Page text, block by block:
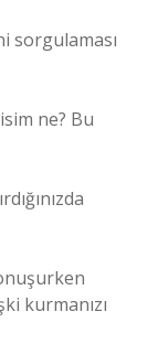
sorgulaması
ne? Bu
kurmanızı